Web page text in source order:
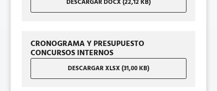
DESCARGAR DOCX (22,12 KB)
CRONOGRAMA Y PRESUPUESTO
CONCURSOS INTERNOS
DESCARGAR XLSX (31,00 KB)